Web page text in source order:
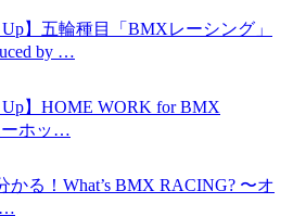
Up】五輪種目「BMXレーシング」
by …
Up】HOME WORK for BMX
ーホッ…
かる！What’s BMX RACING? 〜オ
…